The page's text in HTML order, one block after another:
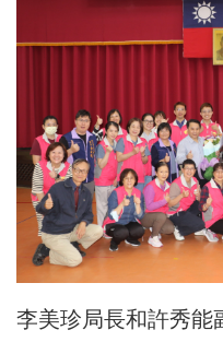
李美珍局長和許秀能